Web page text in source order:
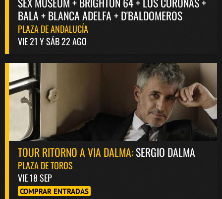
BALA + BLANCA ADELFA + D'BALDOMEROS
PLAZA DE ANDALUCÍA
VIE 21 Y SÁB 22 AGO
TOUR RITORNO A VIA DALMA:SERGIO DALMA
PLAZA DE TOROS
VIE 18 SEP
COMPRAR ENTRADAS